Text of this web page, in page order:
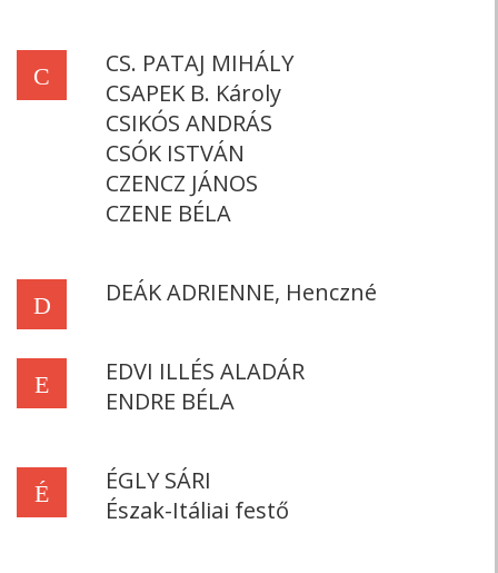
C
CS. PATAJ MIHÁLY
CSAPEK B. Károly
CSIKÓS ANDRÁS
CSÓK ISTVÁN
CZENCZ JÁNOS
CZENE BÉLA
D DEÁK ADRIENNE, Henczné
E
EDVI ILLÉS ALADÁR
ENDRE BÉLA
É
ÉGLY SÁRI
Észak-Itáliai festő